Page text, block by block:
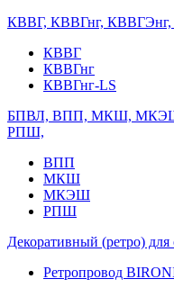
КВВГ, КВВГнг,
КВВГ
КВВГнг
КВВГнг-LS
БПВЛ, ВПП, МКШ,
РПШ,
ВПП
МКШ
МКЭШ
РПШ
Декоративный (ретро)
Ретропровод